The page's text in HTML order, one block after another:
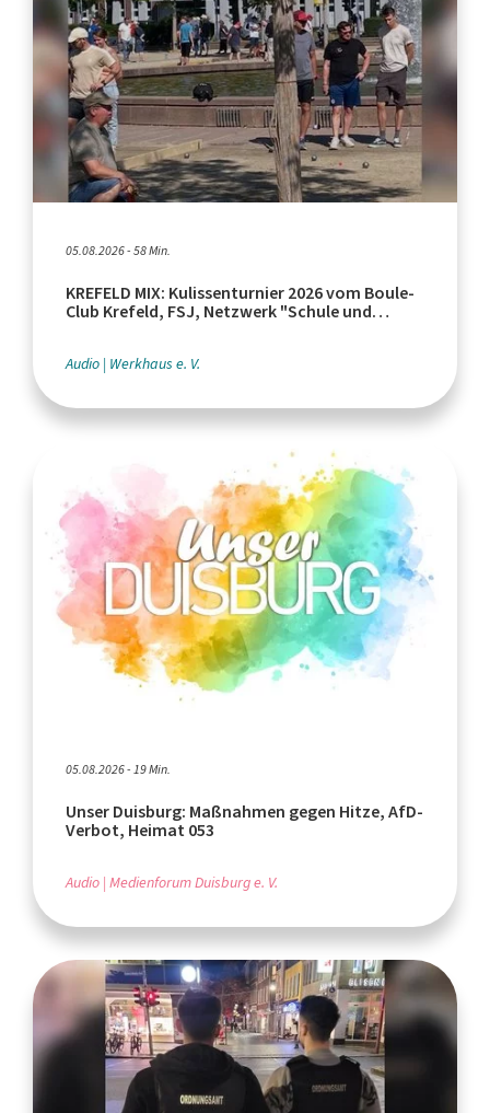
05.08.2026 - 58 Min.
KREFELD MIX: Kulissenturnier 2026 vom Boule-
Club Krefeld, FSJ, Netzwerk "Schule und
Audio Werkhaus e. V.
05.08.2026 - 19 Min.
Unser Duisburg: Maßnahmen gegen Hitze, AfD-
Verbot, Heimat 053
Audio Medienforum Duisburg e. V.